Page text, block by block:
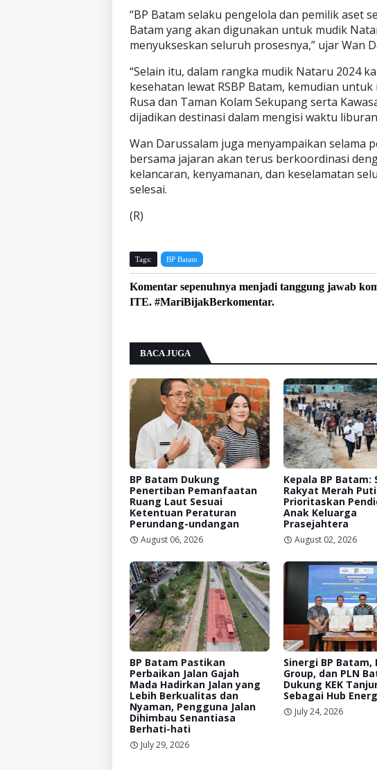
“BP Batam selaku pengelola dan pemilik aset
Batam yang akan digunakan untuk mudik
menyukseskan seluruh prosesnya,” ujar Wan
“Selain itu, dalam rangka mudik Nataru 2024
kesehatan lewat RSBP Batam, kemudian
Rusa dan Taman Kolam Sekupang serta
dijadikan destinasi dalam mengisi waktu
Wan Darussalam juga menyampaikan selama
bersama jajaran akan terus berkoordinasi
kelancaran, kenyamanan, dan keselamatan
selesai.
(R)
Tags: BP Batam
Komentar sepenuhnya menjadi tanggung jawab
ITE. #MariBijakBerkomentar.
BACA JUGA
BP Batam Dukung
Penertiban Pemanfaatan
Ruang Laut Sesuai
Ketentuan Peraturan
Perundang-undangan
August 06, 2026
Kepala BP Batam:
Rakyat Merah
Prioritaskan
Anak Keluarga
Prasejahtera
August 02, 2026
BP Batam Pastikan
Perbaikan Jalan Gajah
Mada Hadirkan Jalan yang
Lebih Berkualitas dan
Nyaman, Pengguna Jalan
Dihimbau Senantiasa
Berhati-hati
July 29, 2026
Sinergi BP Batam,
Group, dan PLN
Dukung KEK
Sebagai Hub
July 24, 2026